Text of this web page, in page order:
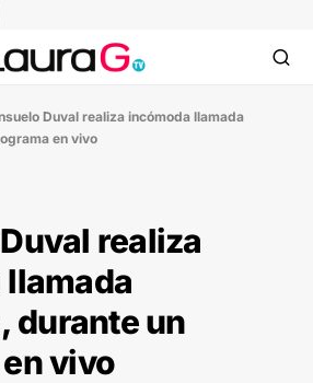
Duval realiza incómoda llamada
en vivo
realiza
durante un
vivo